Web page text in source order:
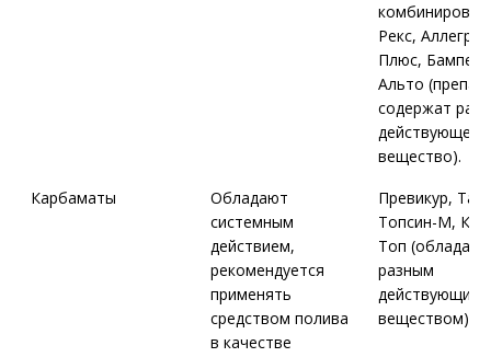
Рекс, Аллегро
Плюс, Бампер,
Альто
содержат
действующее
вещество).
Карбаматы
Обладают
системным
действием,
рекомендуется
применять
средством полива
в качестве
Превикур,
Топсин-М,
Топ (обладают
разным
действующим
веществом)